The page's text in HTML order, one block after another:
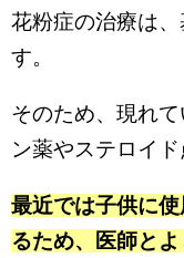
花粉症の治療は
す。
そのため、現れ
ン薬やステロイ
最近では子供に
るため、医師と